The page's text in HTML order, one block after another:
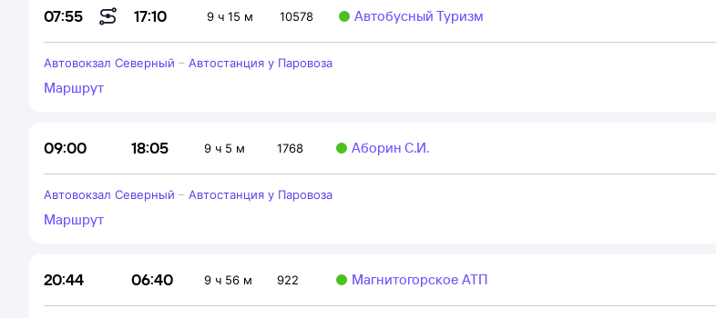
07:55 17:10 9 ч 15 м 10578 Автобусный Туризм
Автовокзал Северный – Автостанция у Паровоза
Маршрут
09:00 18:05 9 ч 5 м 1768 Аборин С.И.
Автовокзал Северный – Автостанция у Паровоза
Маршрут
20:44 06:40 9 ч 56 м 922 Магнитогорское АТП